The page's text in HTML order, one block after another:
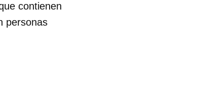
contienen
personas